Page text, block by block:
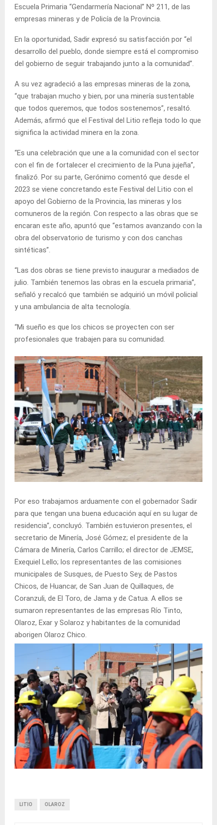
Escuela Primaria “Gendarmería Nacional” Nº 211, de las
empresas mineras y de Policía de la Provincia.
En la oportunidad, Sadir expresó su satisfacción por “el
desarrollo del pueblo, donde siempre está el compromiso
del gobierno de seguir trabajando junto a la comunidad”.
A su vez agradeció a las empresas mineras de la zona,
“que trabajan mucho y bien, por una minería sustentable
que todos queremos, que todos sostenemos”, resaltó.
Además, afirmó que el Festival del Litio refleja todo lo que
significa la actividad minera en la zona.
“Es una celebración que une a la comunidad con el sector
con el fin de fortalecer el crecimiento de la Puna jujeña”,
finalizó. Por su parte, Gerónimo comentó que desde el
2023 se viene concretando este Festival del Litio con el
apoyo del Gobierno de la Provincia, las mineras y los
comuneros de la región. Con respecto a las obras que se
encaran este año, apuntó que “estamos avanzando con la
obra del observatorio de turismo y con dos canchas
sintéticas”.
“Las dos obras se tiene previsto inaugurar a mediados de
julio. También tenemos las obras en la escuela primaria”,
señaló y recalcó que también se adquirió un móvil policial
y una ambulancia de alta tecnología.
“Mi sueño es que los chicos se proyecten con ser
profesionales que trabajen para su comunidad.
Por eso trabajamos arduamente con el gobernador Sadir
para que tengan una buena educación aquí en su lugar de
residencia”, concluyó. También estuvieron presentes, el
secretario de Minería, José Gómez; el presidente de la
Cámara de Minería, Carlos Carrillo; el director de JEMSE,
Exequiel Lello; los representantes de las comisiones
municipales de Susques, de Puesto Sey, de Pastos
Chicos, de Huancar, de San Juan de Quillaques, de
Coranzuli, de El Toro, de Jama y de Catua. A ellos se
sumaron representantes de las empresas Río Tinto,
Olaroz, Exar y Solaroz y habitantes de la comunidad
aborigen Olaroz Chico.
LITIO OLAROZ